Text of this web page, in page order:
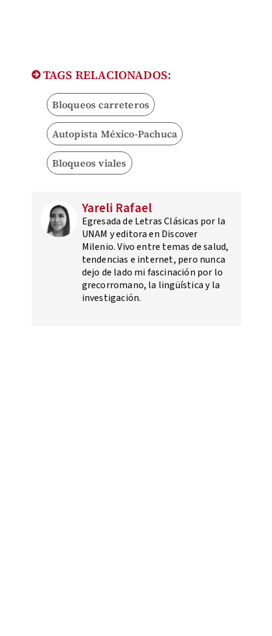
TAGS RELACIONADOS:
Bloqueos carreteros
Autopista México-Pachuca
Bloqueos viales
Yareli Rafael
Egresada de Letras Clásicas por la
UNAM y editora en Discover
Milenio. Vivo entre temas de salud,
tendencias e internet, pero nunca
dejo de lado mi fascinación por lo
grecorromano, la lingüística y la
investigación.